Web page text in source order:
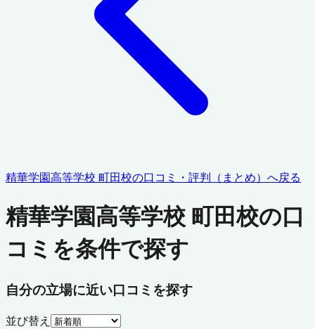
精華学園高等学校 町田校の口コミ・評判（まとめ）へ戻る
精華学園高等学校 町田校の口
コミを条件で探す
自分の立場に近い口コミを探す
並び替え